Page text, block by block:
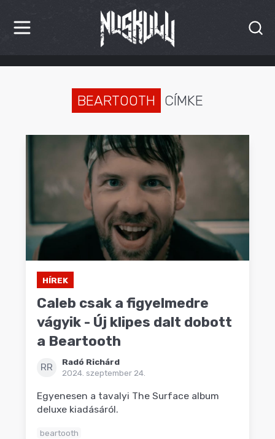
HÍREK
MÁSVILÁG
BEARTOOTH CÍMKE
HÍREK
Caleb csak a figyelmedre
vágyik - Új klipes dalt dobott
a Beartooth
RR
Radó Richárd
2024. szeptember 24.
Egyenesen a tavalyi The Surface album
deluxe kiadásáról.
beartooth